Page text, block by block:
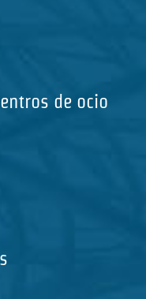
de ocio